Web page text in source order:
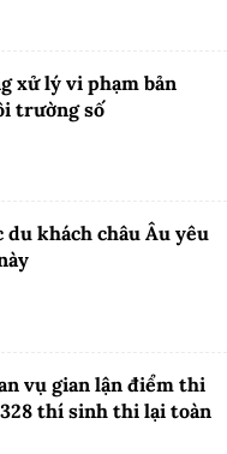
xử lý vi phạm bản
trường số
du khách châu Âu yêu
vụ gian lận điểm thi
thí sinh thi lại toàn